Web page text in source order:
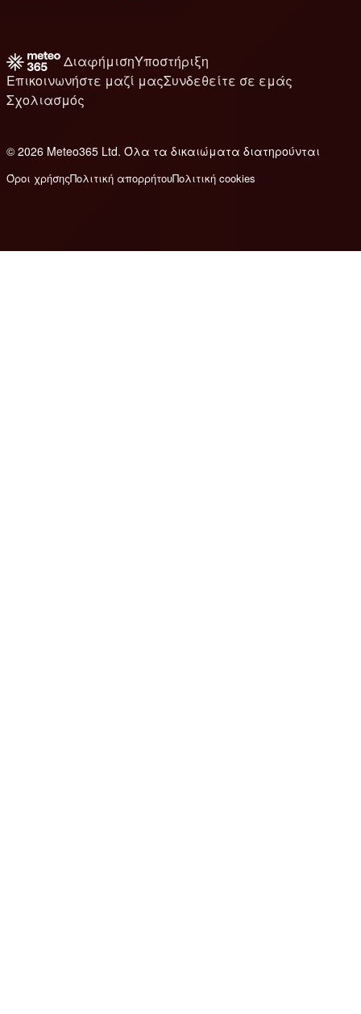
ΔιαφήμισηΥποστήριξη
Επικοινωνήστε μαζί μαςΣυνδεθείτε σε εμάς
Σχολιασμός
© 2026 Meteo365 Ltd. Όλα τα δικαιώματα διατηρούνται
Όροι χρήσηςΠολιτική απορρήτουΠολιτική cookies